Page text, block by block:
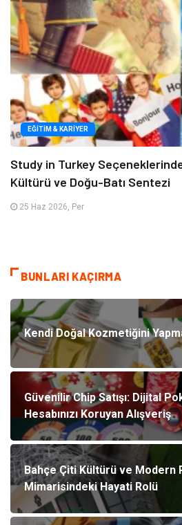
EĞITIM & KARIYER
Study in Turkey
Kültürü ve Doğu-Batı Sentezi
25 Haz 2026, Per
BUNLARI KAÇIRMA
Kendi Doğal Kozmetiğini
Güvenilir Chip Satışı: Dijital
Hesabınızı Koruyan Alışveriş
Bahçe Çiti Kültürü ve Modern
Mimarisindeki Hayati Rolü